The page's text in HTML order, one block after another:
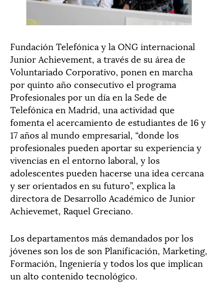
Fundación Telefónica y la ONG internacional
Junior Achievement, a través de su área de
Voluntariado Corporativo, ponen en marcha
por quinto año consecutivo el programa
Profesionales por un día en la Sede de
Telefónica en Madrid, una actividad que
fomenta el acercamiento de estudiantes de 16 y
17 años al mundo empresarial, “donde los
profesionales pueden aportar su experiencia y
vivencias en el entorno laboral, y los
adolescentes pueden hacerse una idea cercana
y ser orientados en su futuro”, explica la
directora de Desarrollo Académico de Junior
Achievemet, Raquel Greciano.
Los departamentos más demandados por los
jóvenes son los de son Planificación, Marketing,
Formación, Ingeniería y todos los que implican
un alto contenido tecnológico.